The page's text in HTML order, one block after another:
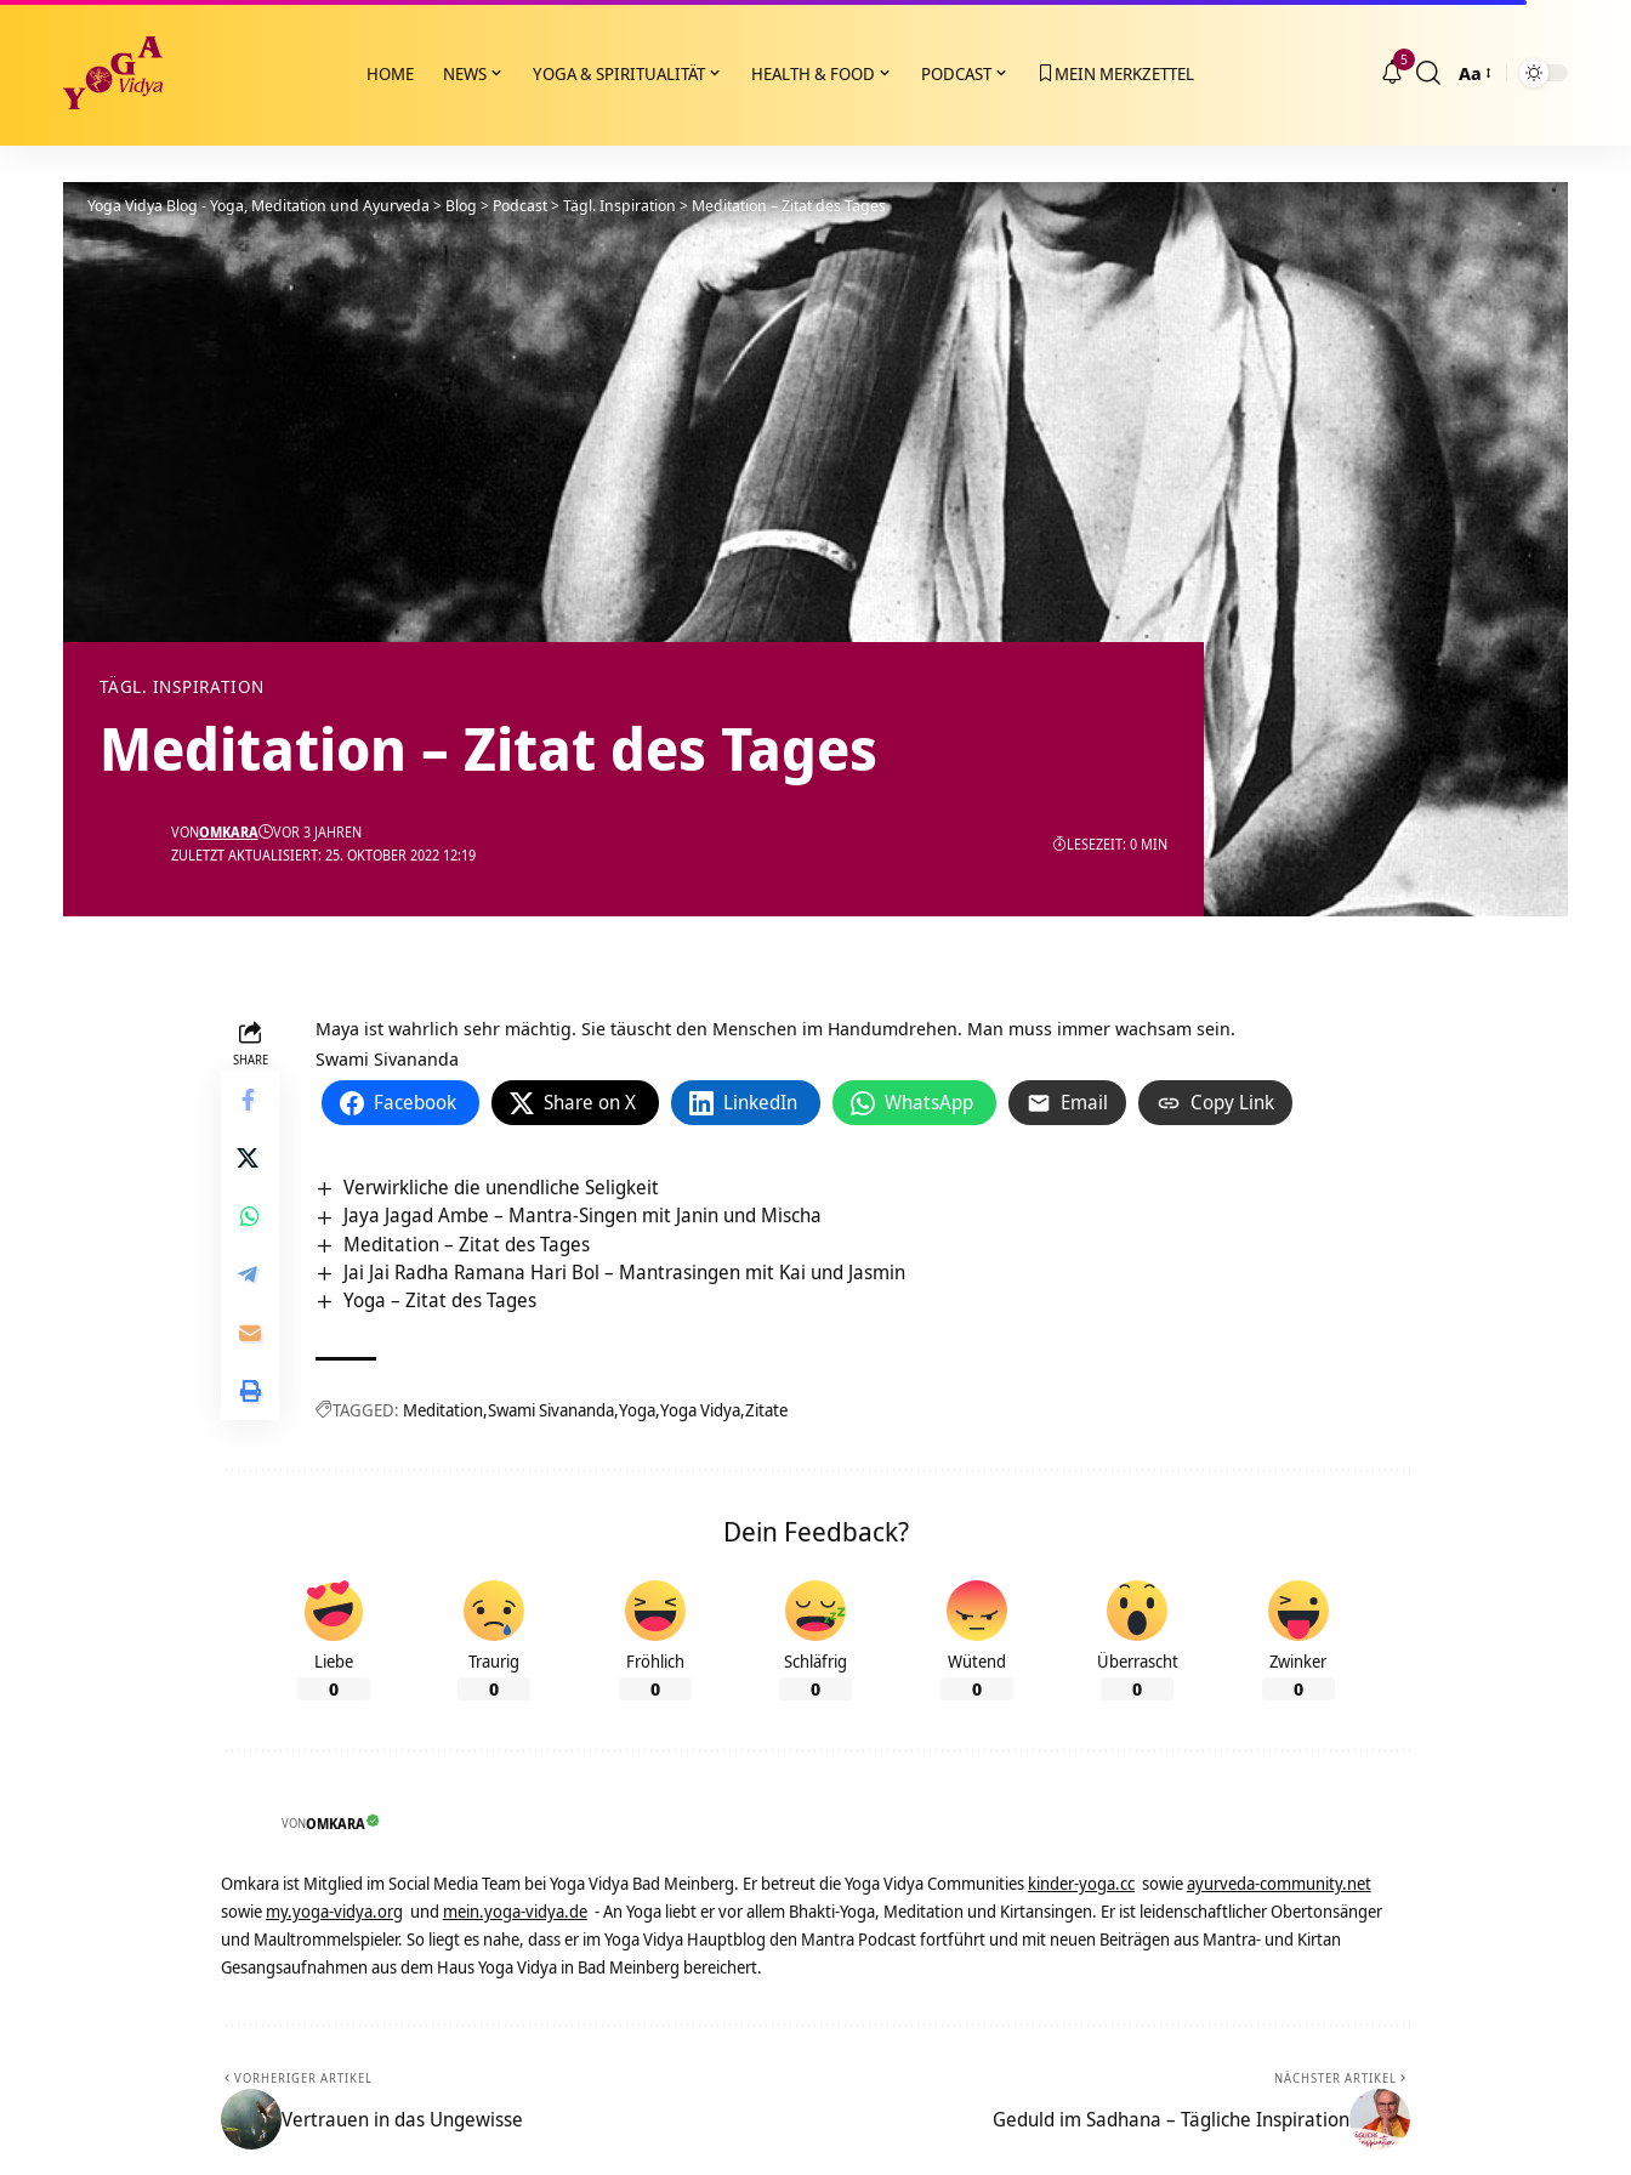
HOME NEWS YOGA & SPIRITUALITÄT HEALTH & FOOD PODCAST MEIN MERKZETTEL
5
Größenänderung
Aa
Yoga Vidya Blog - Yoga, Meditation und Ayurveda > Blog >Podcast>Tägl. Inspiration >Meditation – Zitat des Tages
TÄGL. INSPIRATION
Meditation – Zitat des Tages
ZULETZT AKTUALISIERT: 25. OKTOBER 2022 12:19
VONOMKARA VOR 3 JAHREN
LESEZEIT: 0 MIN
SHARE
Maya ist wahrlich sehr mächtig. Sie täuscht den Menschen im Handumdrehen. Man muss immer wachsam sein.
Swami Sivananda
Facebook Share on X LinkedIn WhatsApp Email Copy Link
Verwirkliche die unendliche Seligkeit
Jaya Jagad Ambe – Mantra-Singen mit Janin und Mischa
Meditation – Zitat des Tages
Jai Jai Radha Ramana Hari Bol – Mantrasingen mit Kai und Jasmin
Yoga – Zitat des Tages
TAGGED: Meditation Swami Sivananda Yoga Yoga Vidya Zitate
Dein Feedback?
Liebe
0
Traurig
0
Fröhlich
0
Schläfrig
0
Wütend
0
Überrascht
0
Zwinker
0
VONOMKARA
Omkara ist Mitglied im Social Media Team bei Yoga Vidya Bad Meinberg. Er betreut die Yoga Vidya Communities kinder-yoga.cc sowieayurveda-community.net
sowie my.yoga-vidya.org und mein.yoga-vidya.de - An Yoga liebt er vor allem Bhakti-Yoga, Meditation und Kirtansingen. Er ist leidenschaftlicher Obertonsänger
und Maultrommelspieler. So liegt es nahe, dass er im Yoga Vidya Hauptblog den Mantra Podcast fortführt und mit neuen Beiträgen aus Mantra- und Kirtan
Gesangsaufnahmen aus dem Haus Yoga Vidya in Bad Meinberg bereichert.
VORHERIGER ARTIKEL
Vertrauen in das Ungewisse
NÄCHSTER ARTIKEL
Geduld im Sadhana – Tägliche Inspiration